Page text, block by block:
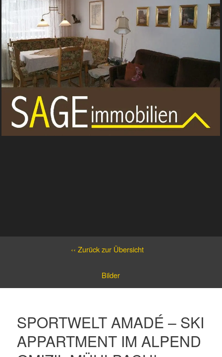
‹‹ Zurück zur Übersicht
Bilder
SPORTWELT AMADÉ – SKI
APPARTMENT IM ALPEND